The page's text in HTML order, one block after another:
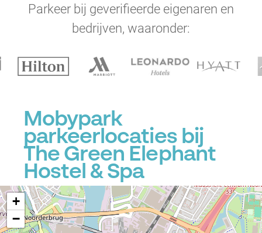
Parkeer bij geverifieerde eigenaren en
bedrijven, waaronder:
Mobypark
parkeerlocaties bij
The Green Elephant
Hostel & Spa
+
−